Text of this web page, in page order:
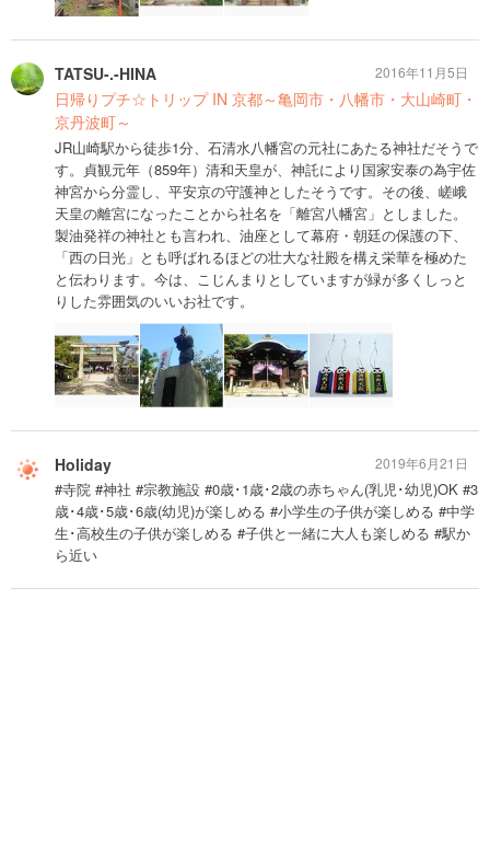
TATSU-.-HINA
日帰りプチ☆トリップ IN 京都～亀岡市・八幡市・大山崎町・
京丹波町～
JR山崎駅から徒歩1分、石清水八幡宮の元社にあたる神社だそうで
す。貞観元年（859年）清和天皇が、神託により国家安泰の為宇佐
神宮から分霊し、平安京の守護神としたそうです。その後、嵯峨
天皇の離宮になったことから社名を「離宮八幡宮」としました。
製油発祥の神社とも言われ、油座として幕府・朝廷の保護の下、
「西の日光」とも呼ばれるほどの壮大な社殿を構え栄華を極めた
と伝わります。今は、こじんまりとしていますが緑が多くしっと
りした雰囲気のいいお社です。
2016年11月5日
Holiday
#寺院 #神社 #宗教施設 #0歳･1歳･2歳の赤ちゃん(乳児･幼児)OK #3
歳･4歳･5歳･6歳(幼児)が楽しめる #小学生の子供が楽しめる #中学
生･高校生の子供が楽しめる #子供と一緒に大人も楽しめる #駅か
ら近い
2019年6月21日